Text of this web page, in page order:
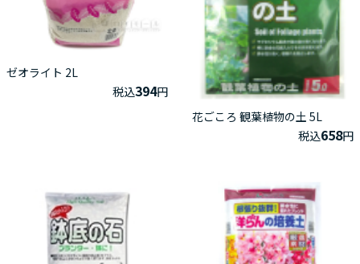
ゼオライト 2L
税込394円
花ごころ 観葉植物の土 5L
税込658円